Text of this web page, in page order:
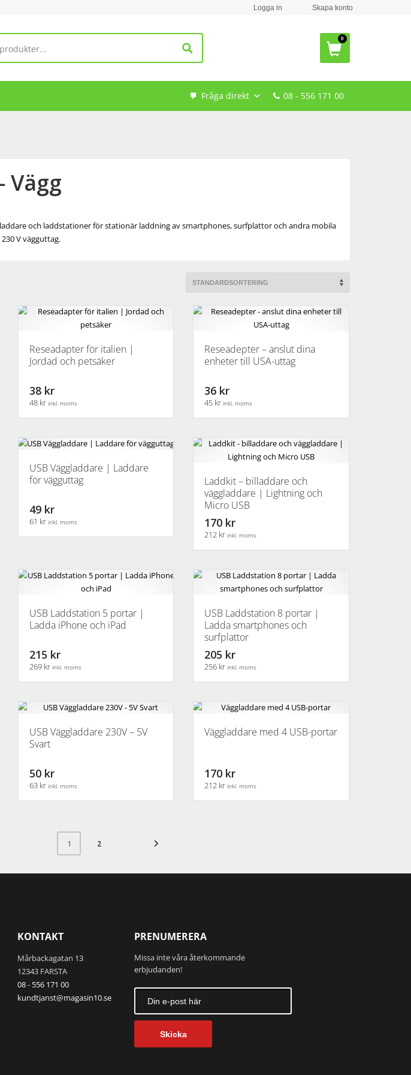
Logga in Skapa konto
08 - 556 171 00
Fråga direkt
Vägg
och laddstationer för stationär laddning av smartphones, surfplattor och andra mobila
V vägguttag.
Reseadapter för italien |
Jordad och petsäker
38 kr
48 kr inkl. moms
Reseadepter – anslut dina
enheter till USA-uttag
36 kr
45 krinkl. moms
USB Väggladdare | Laddare
för vägguttag
49 kr
61 kr inkl. moms
produkten
varianter.
alternativen
produktsidan
Laddkit – billaddare och
väggladdare | Lightning och
Micro USB
170 kr
212 krinkl. moms
USB Laddstation 5 portar |
Ladda iPhone och iPad
215 kr
269 kr inkl. moms
USB Laddstation 8 portar |
Ladda smartphones och
surfplattor
205 kr
256 krinkl. moms
USB Väggladdare 230V – 5V
Svart
50 kr
63 kr inkl. moms
Väggladdare med 4 USB-portar
170 kr
212 krinkl. moms
1 2
KONTAKT
Mårbackagatan 13
12343 FARSTA
08 - 556 171 00
kundtjanst@magasin10.se
PRENUMERERA
Missa inte våra återkommande
erbjudanden!
Skicka